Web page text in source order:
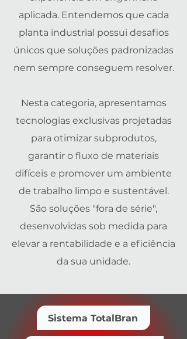
aplicada. Entendemos que cada
planta industrial possui desafios
únicos que soluções padronizadas
nem sempre conseguem resolver.
Nesta categoria, apresentamos
tecnologias exclusivas projetadas
para otimizar subprodutos,
garantir o fluxo de materiais
difíceis e promover um ambiente
de trabalho limpo e sustentável.
São soluções "fora de série",
desenvolvidas sob medida para
elevar a rentabilidade e a eficiência
da sua unidade.
Sistema TotalBran